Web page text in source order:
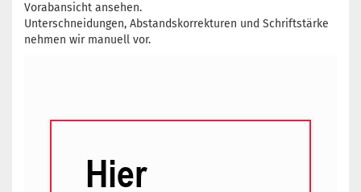
Vorabansicht ansehen.
Unterschneidungen, Abstandskorrekturen und Schriftstärke
nehmen wir manuell vor.